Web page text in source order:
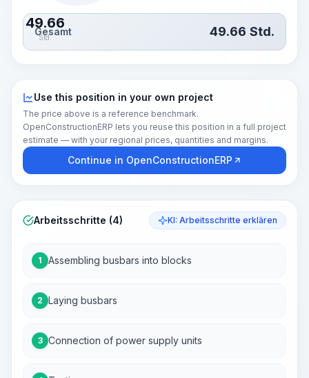
49.66
Std.
Gesamt 49.66 Std.
Use this position in your own project
The price above is a reference benchmark.
OpenConstructionERP lets you reuse this position in a full project
estimate — with your regional prices, quantities and margins.
Continue in OpenConstructionERP
Arbeitsschritte (4) KI: Arbeitsschritte erklären
1 Assembling busbars into blocks
2 Laying busbars
3 Connection of power supply units